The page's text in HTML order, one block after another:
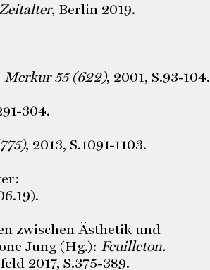
, Berlin 2019.
Merkur 55 (622), 2001, S.93-104.
304.
, 2013, S.1091-1103.
zwischen Ästhetik und
Jung (Hg.): Feuilleton.
2017, S.375-389.